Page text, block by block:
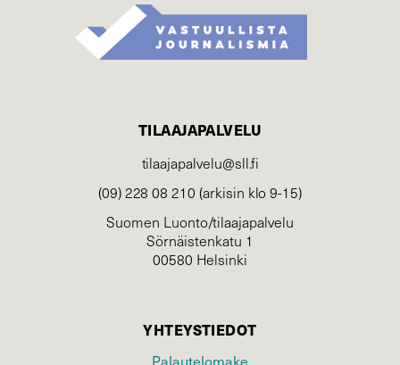
TILAAJAPALVELU
tilaajapalvelu@sll.fi
(09) 228 08 210 (arkisin klo 9-15)
Suomen Luonto/tilaajapalvelu
Sörnäistenkatu 1
00580 Helsinki
YHTEYSTIEDOT
Palautelomake